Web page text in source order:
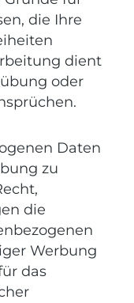
die Ihre
dient
oder
Daten
zu
die
Werbung
das